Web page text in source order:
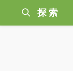
探索